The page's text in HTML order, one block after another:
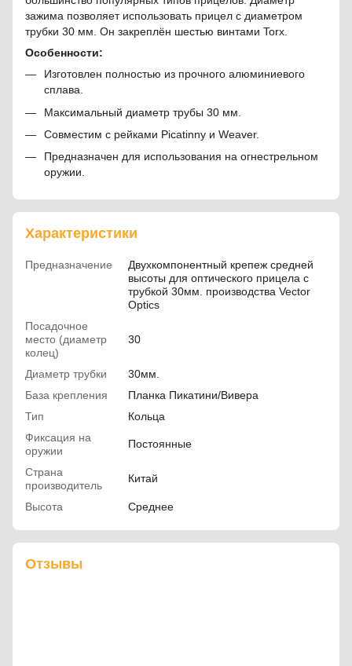
зажима позволяет использовать прицел с диаметром
трубки 30 мм. Он закреплён шестью винтами Torx.
Особенности:
Изготовлен полностью из прочного алюминиевого
сплава.
Максимальный диаметр трубы 30 мм.
Совместим с рейками Picatinny и Weaver.
Предназначен для использования на огнестрельном
оружии.
Характеристики
Предназначение
Двухкомпонентный крепеж средней
высоты для оптического прицела с
трубкой 30мм. производства Vector
Optics
Посадочное
место (диаметр
колец)
30
Диаметр трубки
30мм.
База крепления
Планка Пикатини/Вивера
Тип
Кольца
Фиксация на
оружии
Постоянные
Страна
производитель
Китай
Высота Среднее
Отзывы